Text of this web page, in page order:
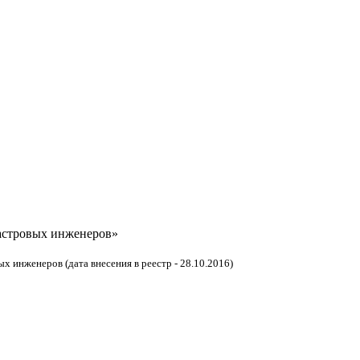
инженеров»
инженеров (дата внесения в реестр - 28.10.2016)